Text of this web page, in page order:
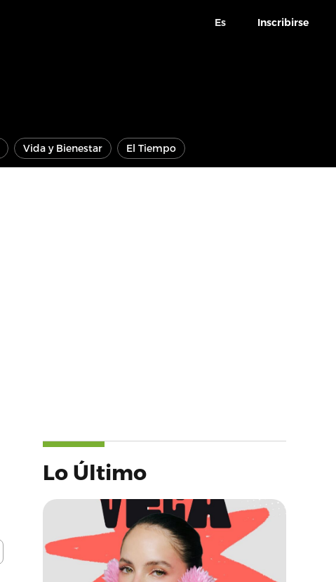
Es Inscribirse
Vida y Bienestar El Tiempo
Lo Último